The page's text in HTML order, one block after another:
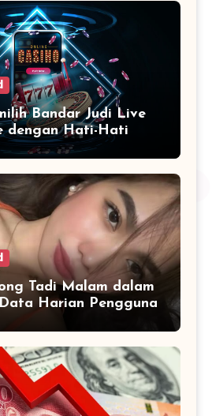
Bandar Judi Live
dengan Hati-Hati
Tadi Malam dalam
Harian Pengguna